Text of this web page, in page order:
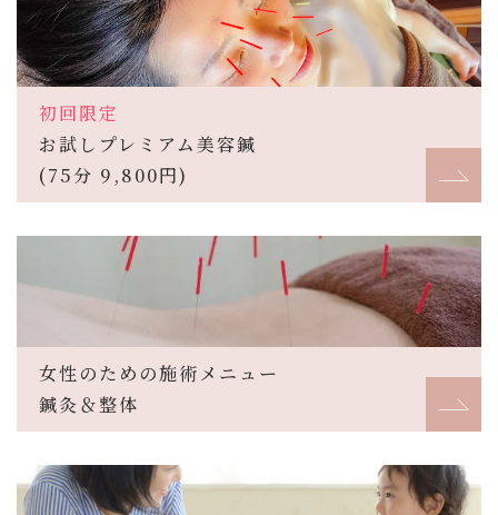
初回限定
お試しプレミアム美容鍼
(75分 9,800円)
女性のための施術メニュー
鍼灸＆整体